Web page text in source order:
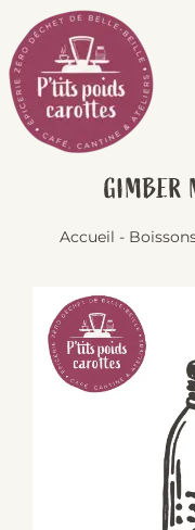
Passer
au
contenu
Accueil -